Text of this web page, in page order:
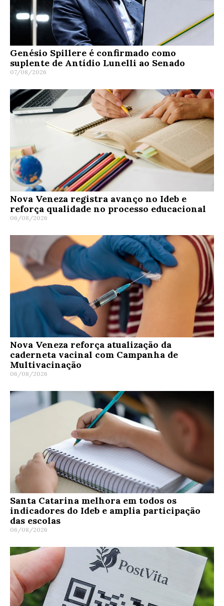
Genésio Spillere é confirmado como
suplente de Antídio Lunelli ao Senado
07/08/2026
Nova Veneza registra avanço no Ideb e
reforça qualidade no processo educacional
06/08/2026
Nova Veneza reforça atualização da
caderneta vacinal com Campanha de
Multivacinação
06/08/2026
Santa Catarina melhora em todos os
indicadores do Ideb e amplia participação
das escolas
06/08/2026